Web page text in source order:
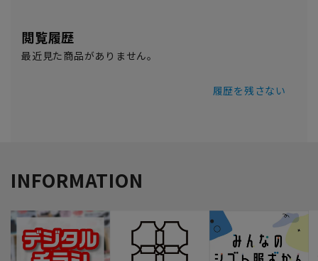
閲覧履歴
最近見た商品がありません。
履歴を残さない
INFORMATION